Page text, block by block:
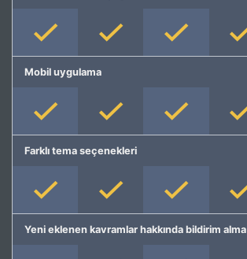
Mobil uygulama
Farklı tema seçenekleri
Yeni eklenen kavramlar hakkında bildirim alma